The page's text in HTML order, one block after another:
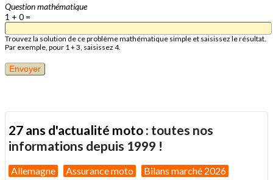
Question mathématique
1 + 0 =
Trouvez la solution de ce problème mathématique simple et saisissez le résultat.
Par exemple, pour 1 + 3, saisissez 4.
27 ans d'actualité moto : toutes nos
informations depuis 1999 !
Allemagne Assurance moto Bilans marché 2026